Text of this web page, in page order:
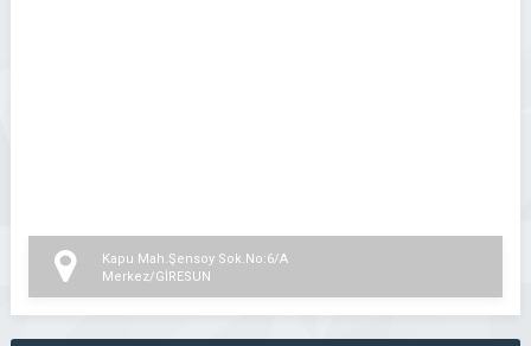
Kapu Mah.Şensoy Sok.No:6/A
Merkez/GİRESUN